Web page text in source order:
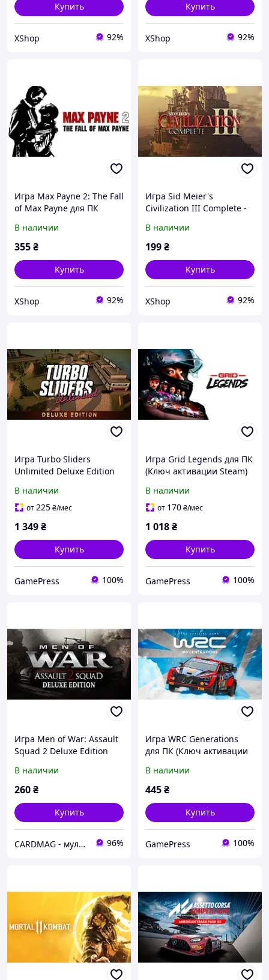
Купить
XShop 92%
Купить
XShop 92%
Игра Max Payne 2: The Fall
of Max Payne для ПК
В наличии
355₴
Купить
XShop 92%
Игра Sid Meier's
Civilization III Complete -
активации Steam)
В наличии
199₴
Купить
XShop 92%
Игра Turbo Sliders
Unlimited Deluxe Edition
Steam)
В наличии
от225₴/мес
1 349₴
Купить
GamePress 100%
Игра Grid Legends для ПК
(Ключ активации Steam)
В наличии
от 170₴/мес
1 018₴
Купить
GamePress 100%
Игра Men of War: Assault
Squad 2 Deluxe Edition
Steam)
В наличии
260₴
Купить
CARDMAG - мультивалютный платежный сервис 96%
Игра WRC Generations
для ПК (Ключ активации
В наличии
445₴
Купить
GamePress 100%